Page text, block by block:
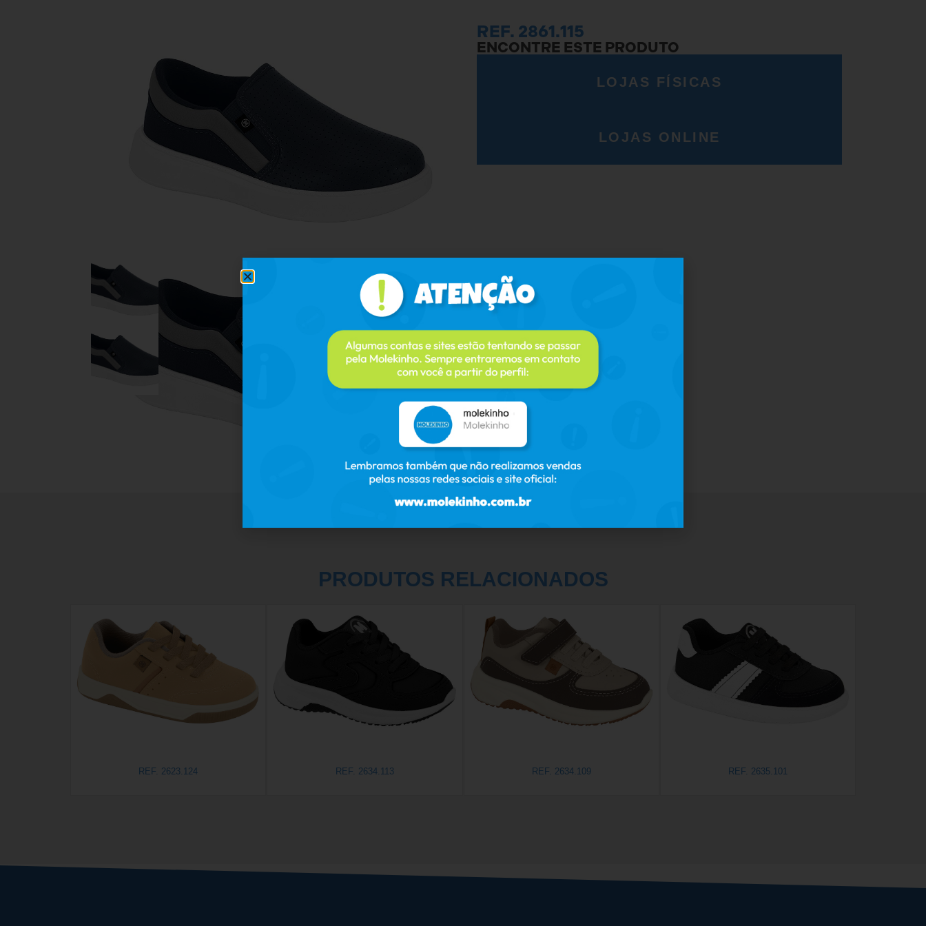
REF. 2861.115
ENCONTRE ESTE PRODUTO
LOJAS FÍSICAS
LOJAS ONLINE
PRODUTOS RELACIONADOS
REF. 2623.124 REF. 2634.113 REF. 2634.109 REF. 2635.101